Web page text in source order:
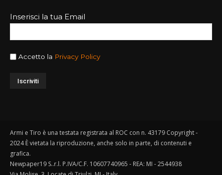
Inserisci la tua Email
Accetto la Privacy Policy
Armi e Tiro è una testata registrata al ROC con n. 43179 Copyright -
2024 È vietata la riproduzione, anche solo in parte, di contenuti e
grafica.
Newpaper19 S..r.l. P.IVA/C.F. 10607740965 - REA: MI - 2544938